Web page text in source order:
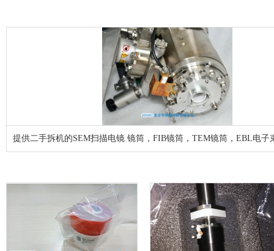
提供二手拆机的SEM扫描电镜 镜筒，FIB镜筒，TEM镜筒，EBL电子